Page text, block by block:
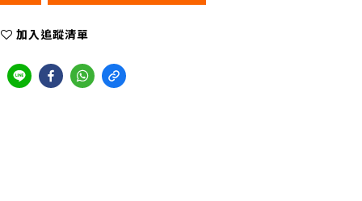
加入追蹤清單